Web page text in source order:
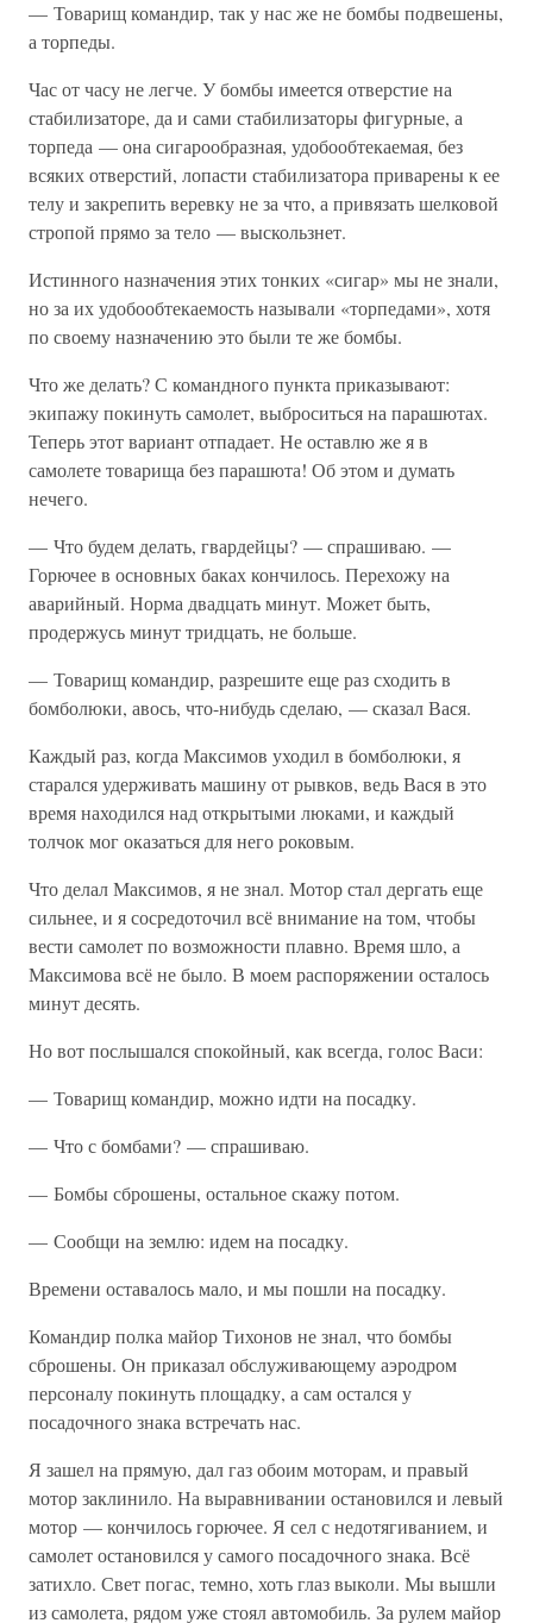
— Товарищ командир, так у нас же не бомбы подвешены,
а торпеды.
Час от часу не легче. У бомбы имеется отверстие на
стабилизаторе, да и сами стабилизаторы фигурные, а
торпеда — она сигарообразная, удобообтекаемая, без
всяких отверстий, лопасти стабилизатора приварены к ее
телу и закрепить веревку не за что, а привязать шелковой
стропой прямо за тело — выскользнет.
Истинного назначения этих тонких «сигар» мы не знали,
но за их удобообтекаемость называли «торпедами», хотя
по своему назначению это были те же бомбы.
Что же делать? С командного пункта приказывают:
экипажу покинуть самолет, выброситься на парашютах.
Теперь этот вариант отпадает. Не оставлю же я в
самолете товарища без парашюта! Об этом и думать
нечего.
— Что будем делать, гвардейцы? — спрашиваю. —
Горючее в основных баках кончилось. Перехожу на
аварийный. Норма двадцать минут. Может быть,
продержусь минут тридцать, не больше.
— Товарищ командир, разрешите еще раз сходить в
бомболюки, авось, что-нибудь сделаю, — сказал Вася.
Каждый раз, когда Максимов уходил в бомболюки, я
старался удерживать машину от рывков, ведь Вася в это
время находился над открытыми люками, и каждый
толчок мог оказаться для него роковым.
Что делал Максимов, я не знал. Мотор стал дергать еще
сильнее, и я сосредоточил всё внимание на том, чтобы
вести самолет по возможности плавно. Время шло, а
Максимова всё не было. В моем распоряжении осталось
минут десять.
Но вот послышался спокойный, как всегда, голос Васи:
— Товарищ командир, можно идти на посадку.
— Что с бомбами? — спрашиваю.
— Бомбы сброшены, остальное скажу потом.
— Сообщи на землю: идем на посадку.
Времени оставалось мало, и мы пошли на посадку.
Командир полка майор Тихонов не знал, что бомбы
сброшены. Он приказал обслуживающему аэродром
персоналу покинуть площадку, а сам остался у
посадочного знака встречать нас.
Я зашел на прямую, дал газ обоим моторам, и правый
мотор заклинило. На выравнивании остановился и левый
мотор — кончилось горючее. Я сел с недотягиванием, и
самолет остановился у самого посадочного знака. Всё
затихло. Свет погас, темно, хоть глаз выколи. Мы вышли
из самолета, рядом уже стоял автомобиль. За рулем майор